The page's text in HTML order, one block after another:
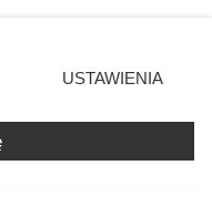
prywatności
strony
zgody
się takiemu
zastosowania tylko
USTAWIENIA